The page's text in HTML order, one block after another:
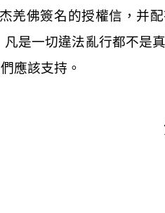
羌佛簽名的授權信，并
是一切違法亂行都不是
應該支持。